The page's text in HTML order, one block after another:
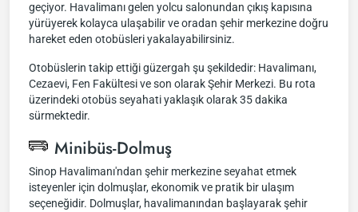
geçiyor. Havalimanı gelen yolcu salonundan çıkış kapısına
yürüyerek kolayca ulaşabilir ve oradan şehir merkezine doğru
hareket eden otobüsleri yakalayabilirsiniz.
Otobüslerin takip ettiği güzergah şu şekildedir: Havalimanı,
Cezaevi, Fen Fakültesi ve son olarak Şehir Merkezi. Bu rota
üzerindeki otobüs seyahati yaklaşık olarak 35 dakika
sürmektedir.
Minibüs-Dolmuş
Sinop Havalimanı'ndan şehir merkezine seyahat etmek
isteyenler için dolmuşlar, ekonomik ve pratik bir ulaşım
seçeneğidir. Dolmuşlar, havalimanından başlayarak şehir